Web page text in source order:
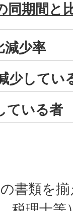
同期間と
減少率
少してい
ている者
書類を